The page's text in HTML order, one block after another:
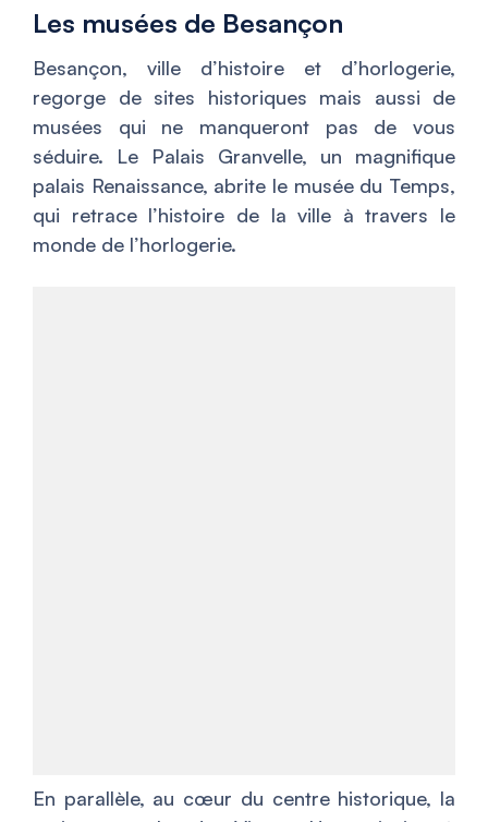
Les musées de Besançon
Besançon, ville d’histoire et d’horlogerie,
regorge de sites historiques mais aussi de
musées qui ne manqueront pas de vous
séduire. Le Palais Granvelle, un magnifique
palais Renaissance, abrite le musée du Temps,
qui retrace l’histoire de la ville à travers le
monde de l’horlogerie.
En parallèle, au cœur du centre historique, la